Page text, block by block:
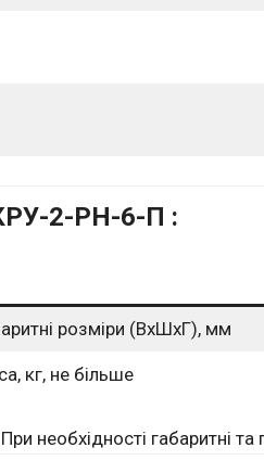
2-РН-6-П :
розміри (ВхШхГ), мм
кг, не більше
необхідності габаритні